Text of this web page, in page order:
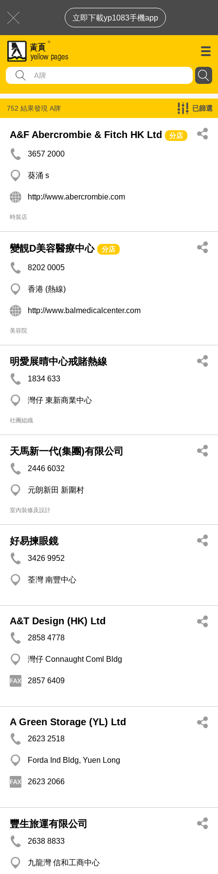
立即下載yp1083手機app
752 結果發現 A牌 已篩選
A&F Abercrombie & Fitch HK Ltd 分店
3657 2000
葵涌 s
http://www.abercrombie.com
時裝店
變靚D美容醫療中心 分店
8202 0005
香港 (熱線)
http://www.balmedicalcenter.com
美容院
明愛展晴中心戒賭熱線
1834 633
灣仔 東新商業中心
社團組織
天馬新一代(集團)有限公司
2446 6032
元朗新田 新圍村
室內裝修及設計
好易揀眼鏡
3426 9952
荃灣 南豐中心
A&T Design (HK) Ltd
2858 4778
灣仔 Connaught Coml Bldg
2857 6409
A Green Storage (YL) Ltd
2623 2518
Forda Ind Bldg, Yuen Long
2623 2066
豐生旅運有限公司
2638 8833
九龍灣 信和工商中心